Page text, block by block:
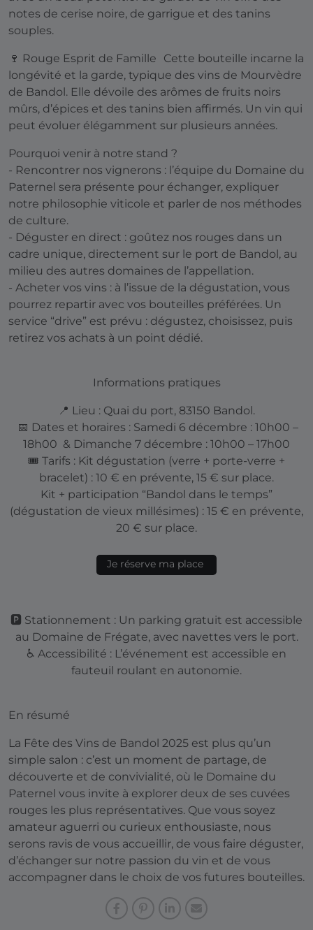
notes de cerise noire, de garrigue et des tanins
souples.
🍷 Rouge Esprit de Famille Cette bouteille incarne la
longévité et la garde, typique des vins de Mourvèdre
de Bandol. Elle dévoile des arômes de fruits noirs
mûrs, d’épices et des tanins bien affirmés. Un vin qui
peut évoluer élégamment sur plusieurs années.
Pourquoi venir à notre stand ?
- Rencontrer nos vignerons : l’équipe du Domaine du
Paternel sera présente pour échanger, expliquer
notre philosophie viticole et parler de nos méthodes
de culture.
- Déguster en direct : goûtez nos rouges dans un
cadre unique, directement sur le port de Bandol, au
milieu des autres domaines de l’appellation.
- Acheter vos vins : à l’issue de la dégustation, vous
pourrez repartir avec vos bouteilles préférées. Un
service “drive” est prévu : dégustez, choisissez, puis
retirez vos achats à un point dédié.
Informations pratiques
📍 Lieu : Quai du port, 83150 Bandol.
📅 Dates et horaires : Samedi 6 décembre : 10h00 –
18h00 & Dimanche 7 décembre : 10h00 – 17h00
🎟️ Tarifs : Kit dégustation (verre + porte-verre +
bracelet) : 10 € en prévente, 15 € sur place.
Kit + participation “Bandol dans le temps”
(dégustation de vieux millésimes) : 15 € en prévente,
20 € sur place.
Je réserve ma place
🅿️ Stationnement : Un parking gratuit est accessible
au Domaine de Frégate, avec navettes vers le port.
♿ Accessibilité : L’événement est accessible en
fauteuil roulant en autonomie.
En résumé
La Fête des Vins de Bandol 2025 est plus qu’un
simple salon : c’est un moment de partage, de
découverte et de convivialité, où le Domaine du
Paternel vous invite à explorer deux de ses cuvées
rouges les plus représentatives. Que vous soyez
amateur aguerri ou curieux enthousiaste, nous
serons ravis de vous accueillir, de vous faire déguster,
d’échanger sur notre passion du vin et de vous
accompagner dans le choix de vos futures bouteilles.